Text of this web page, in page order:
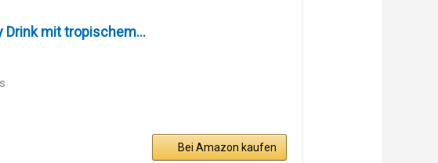
Drink mit tropischem...
Bei Amazon kaufen